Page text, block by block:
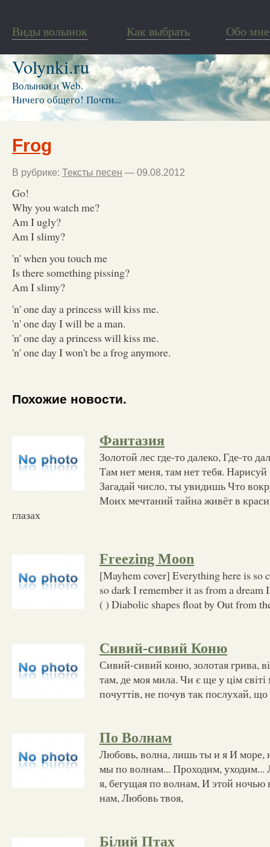
Виды волынок Как выбрать Обо мне
Volynki.ru
Волынки и Web.
Ничего общего! Почти...
Frog
В рубрике: Тексты песен — 09.08.2012
Go!
Why you watch me?
Am I ugly?
Am I slimy?
'n' when you touch me
Is there something pissing?
Am I slimy?
'n' one day a princess will kiss me.
'n' one day I will be a man.
'n' one day a princess will kiss me.
'n' one day I won't be a frog anymore.
Похожие новости.
Фантазия
Золотой лес где-то далеко, Где-то
Там нет меня, там нет тебя. Нарисуй
Загадай число, ты увидишь Что
Моих мечтаний тайна живёт в
глазах
Freezing Moon
[Mayhem cover] Everything here is so
so dark I remember it as from a
( ) Diabolic shapes float by Out from
Сивий-сивий Коню
Сивий-сивий коню, золотая грива,
там, де моя мила. Чи є ще у цім
почуттів, не почув так послухай,
По Волнам
Любовь, волна, лишь ты и я И море,
мы по волнам... Проходим, уходим...
я, бегущая по волнам, И этой
нам, Любовь твоя,
Білий Птах